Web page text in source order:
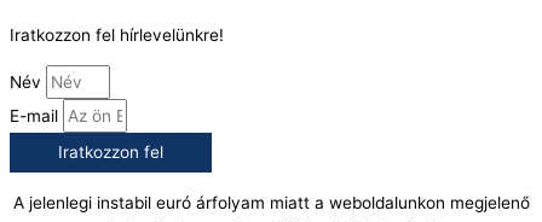
Iratkozzon fel hírlevelünkre!
Név
E-mail
Iratkozzon fel
A jelenlegi instabil euró árfolyam miatt a weboldalunkon megjelenő